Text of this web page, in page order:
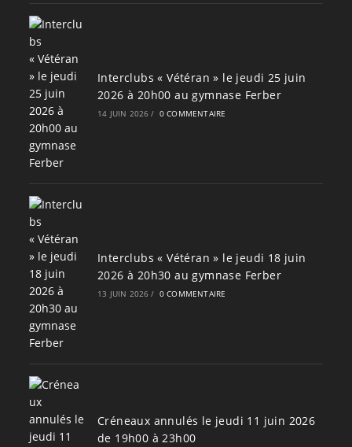
Interclubs « Vétéran » le jeudi 25 juin
2026 à 20h00 au gymnase Ferber
14 JUIN 2026 / 0 COMMENTAIRE
Interclubs « Vétéran » le jeudi 18 juin
2026 à 20h30 au gymnase Ferber
13 JUIN 2026 / 0 COMMENTAIRE
Créneaux annulés le jeudi 11 juin 2026
de 19h00 à 23h00